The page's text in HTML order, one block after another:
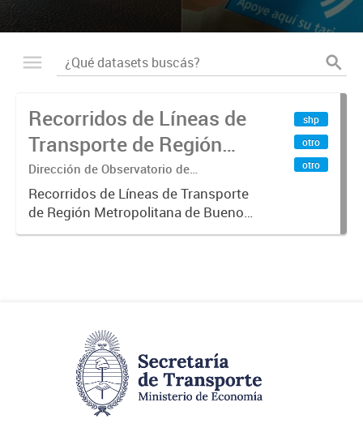
Recorridos de Líneas de
Transporte de Región
Metropolitana de
Buenos Aires (RMBA)
Dirección de Observatorio de
Transporte, Estudio y Sistemas
Recorridos de Líneas de Transporte
de Región Metropolitana de Buenos
Aires (RMBA).-
shp
otro
otro